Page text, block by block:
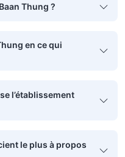
Thung ?
en ce qui
l’établissement
le plus à propos